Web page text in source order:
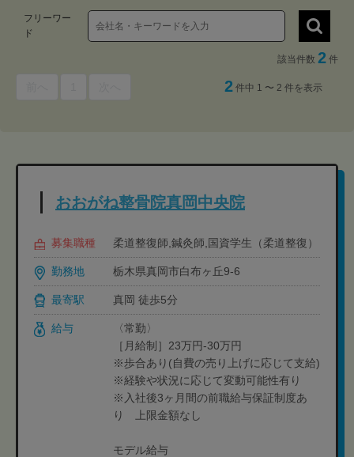
フリーワー
ド
該当件数 2 件
2 件中 1 〜 2 件を表示
おおがね整骨院真岡中央院
募集職種 柔道整復師,鍼灸師,国資学生（柔道整復）
勤務地 栃木県真岡市白布ヶ丘9-6
最寄駅 真岡 徒歩5分
給与
〈常勤〉
［月給制］23万円-30万円
※歩合あり(自費の売り上げに応じて支給)
※経験や状況に応じて変動可能性有り
※入社後3ヶ月間の前職給与保証制度あ
り 上限金額なし
モデル給与